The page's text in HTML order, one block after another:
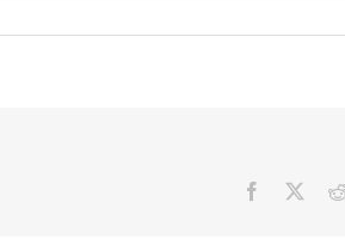
Facebook